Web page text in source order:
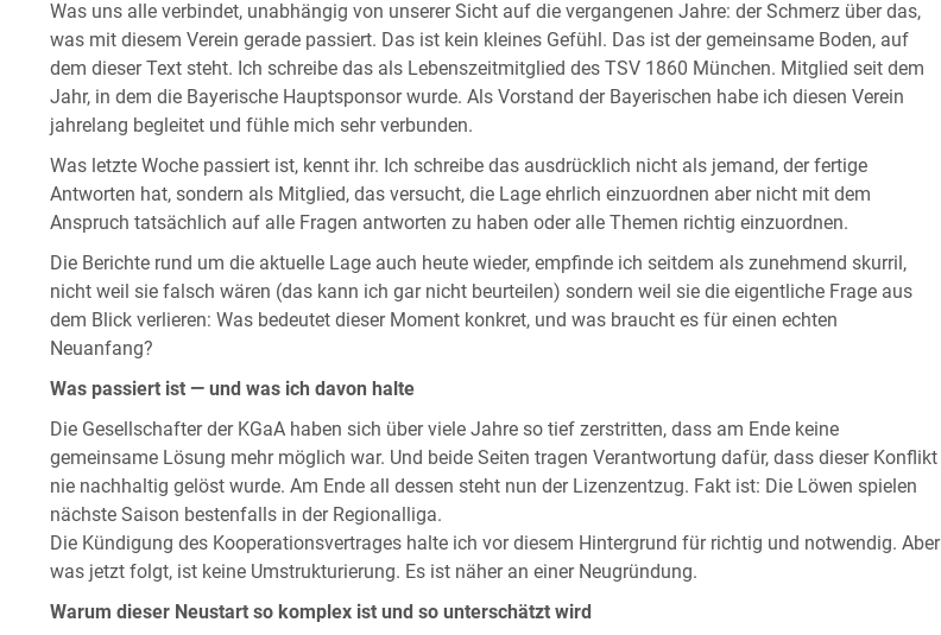
Was uns alle verbindet, unabhängig von unserer Sicht auf die vergangenen Jahre: der Schmerz über das,
was mit diesem Verein gerade passiert. Das ist kein kleines Gefühl. Das ist der gemeinsame Boden, auf
dem dieser Text steht. Ich schreibe das als Lebenszeitmitglied des TSV 1860 München. Mitglied seit dem
Jahr, in dem die Bayerische Hauptsponsor wurde. Als Vorstand der Bayerischen habe ich diesen Verein
jahrelang begleitet und fühle mich sehr verbunden.
Was letzte Woche passiert ist, kennt ihr. Ich schreibe das ausdrücklich nicht als jemand, der fertige
Antworten hat, sondern als Mitglied, das versucht, die Lage ehrlich einzuordnen aber nicht mit dem
Anspruch tatsächlich auf alle Fragen antworten zu haben oder alle Themen richtig einzuordnen.
Die Berichte rund um die aktuelle Lage auch heute wieder, empfinde ich seitdem als zunehmend skurril,
nicht weil sie falsch wären (das kann ich gar nicht beurteilen) sondern weil sie die eigentliche Frage aus
dem Blick verlieren: Was bedeutet dieser Moment konkret, und was braucht es für einen echten
Neuanfang?
Was passiert ist — und was ich davon halte
Die Gesellschafter der KGaA haben sich über viele Jahre so tief zerstritten, dass am Ende keine
gemeinsame Lösung mehr möglich war. Und beide Seiten tragen Verantwortung dafür, dass dieser Konflikt
nie nachhaltig gelöst wurde. Am Ende all dessen steht nun der Lizenzentzug. Fakt ist: Die Löwen spielen
nächste Saison bestenfalls in der Regionalliga.
Die Kündigung des Kooperationsvertrages halte ich vor diesem Hintergrund für richtig und notwendig. Aber
was jetzt folgt, ist keine Umstrukturierung. Es ist näher an einer Neugründung.
Warum dieser Neustart so komplex ist und so unterschätzt wird